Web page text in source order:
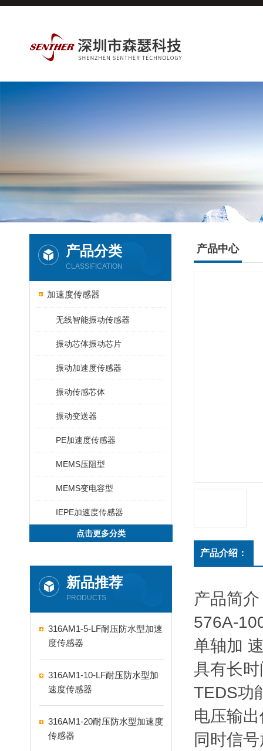
产品分类
CLASSIFICATION
加速度传感器
无线智能振动传感器
振动芯体振动芯片
振动加速度传感器
振动传感芯体
振动变送器
PE加速度传感器
MEMS压阻型
MEMS变电容型
IEPE加速度传感器
点击更多分类
新品推荐
PRODUCTS
316AM1-5-LF耐压防水型加速
度传感器
316AM1-10-LF耐压防水型加
速度传感器
316AM1-20耐压防水型加速度
传感器
产品中心
产品介绍：
产品简介
576A-
单轴加
具有长
TEDS功
电压输
同时信